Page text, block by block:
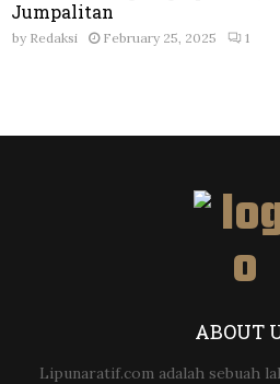
Jumpalitan
by Redaksi February 25, 2025 1
ABOUT
Lipunaratif.com adalah sebuah